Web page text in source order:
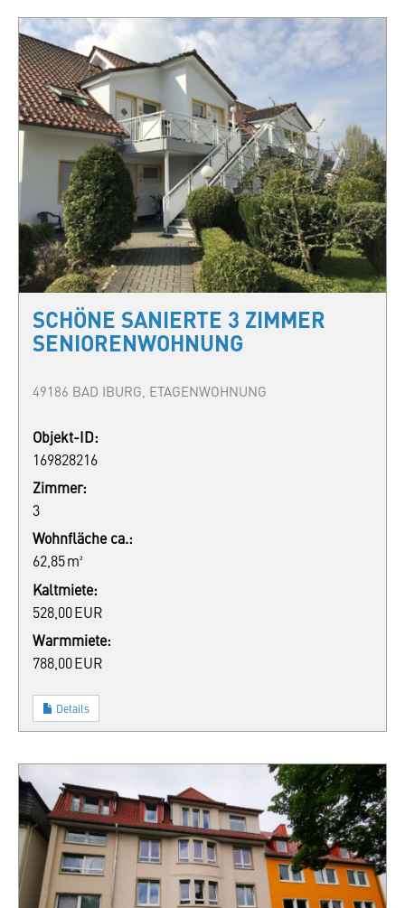
SCHÖNE SANIERTE 3 ZIMMER
SENIORENWOHNUNG
49186 BAD IBURG, ETAGENWOHNUNG
Objekt-ID:
169828216
Zimmer:
3
Wohnfläche ca.:
62,85 m²
Kaltmiete:
528,00 EUR
Warmmiete:
788,00 EUR
Details